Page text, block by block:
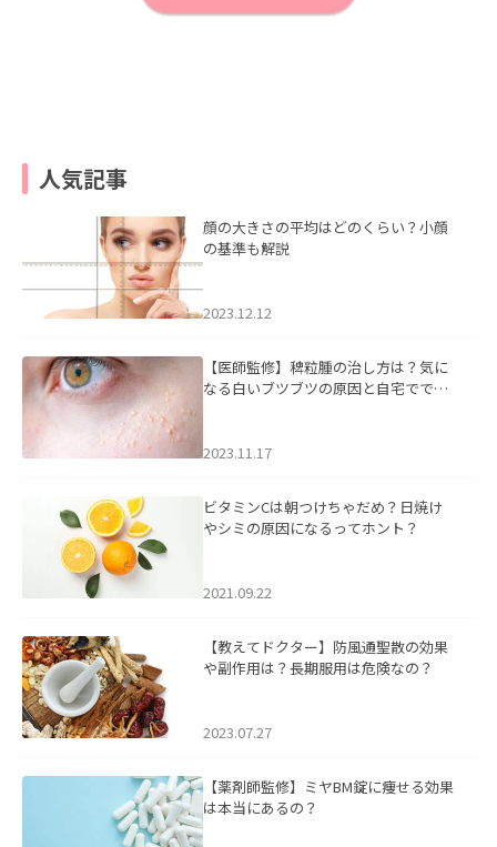
人気記事
顔の大きさの平均はどのくらい？小顔
の基準も解説
2023.12.12
【医師監修】稗粒腫の治し方は？気に
なる白いブツブツの原因と自宅ででき
2023.11.17
ビタミンCは朝つけちゃだめ？日焼け
やシミの原因になるってホント？
2021.09.22
【教えてドクター】防風通聖散の効果
や副作用は？長期服用は危険なの？
2023.07.27
【薬剤師監修】ミヤBM錠に痩せる効果
は本当にあるの？